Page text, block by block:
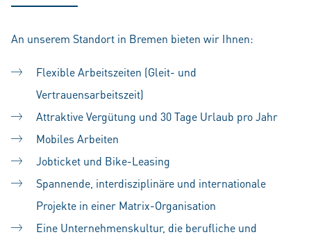
An unserem Standort in Bremen bieten wir Ihnen:
Flexible Arbeitszeiten (Gleit- und
Vertrauensarbeitszeit)
Attraktive Vergütung und 30 Tage Urlaub pro Jahr
Mobiles Arbeiten
Jobticket und Bike-Leasing
Spannende, interdisziplinäre und internationale
Projekte in einer Matrix-Organisation
Eine Unternehmenskultur, die berufliche und